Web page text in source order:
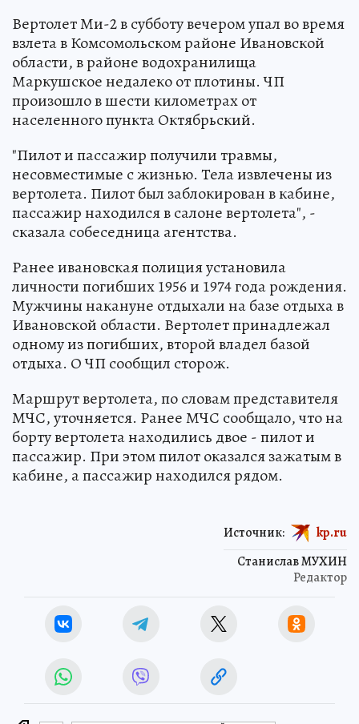
Вертолет Ми-2 в субботу вечером упал во время
взлета в Комсомольском районе Ивановской
области, в районе водохранилища
Маркушское недалеко от плотины. ЧП
произошло в шести километрах от
населенного пункта Октябрьский.
"Пилот и пассажир получили травмы,
несовместимые с жизнью. Тела извлечены из
вертолета. Пилот был заблокирован в кабине,
пассажир находился в салоне вертолета", -
сказала собеседница агентства.
Ранее ивановская полиция установила
личности погибших 1956 и 1974 года рождения.
Мужчины накануне отдыхали на базе отдыха в
Ивановской области. Вертолет принадлежал
одному из погибших, второй владел базой
отдыха. О ЧП сообщил сторож.
Маршрут вертолета, по словам представителя
МЧС, уточняется. Ранее МЧС сообщало, что на
борту вертолета находились двое - пилот и
пассажир. При этом пилот оказался зажатым в
кабине, а пассажир находился рядом.
Станислав МУХИН
Редактор
Источник: kp.ru